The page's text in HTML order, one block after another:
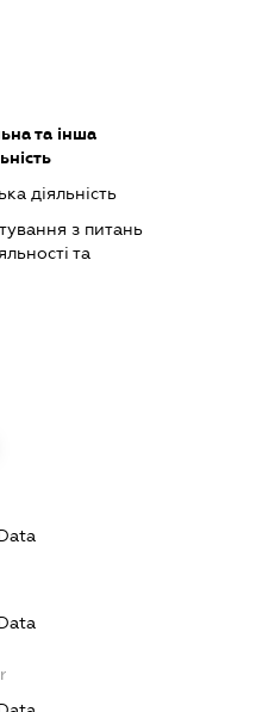
та інша
діяльність
з питань
та